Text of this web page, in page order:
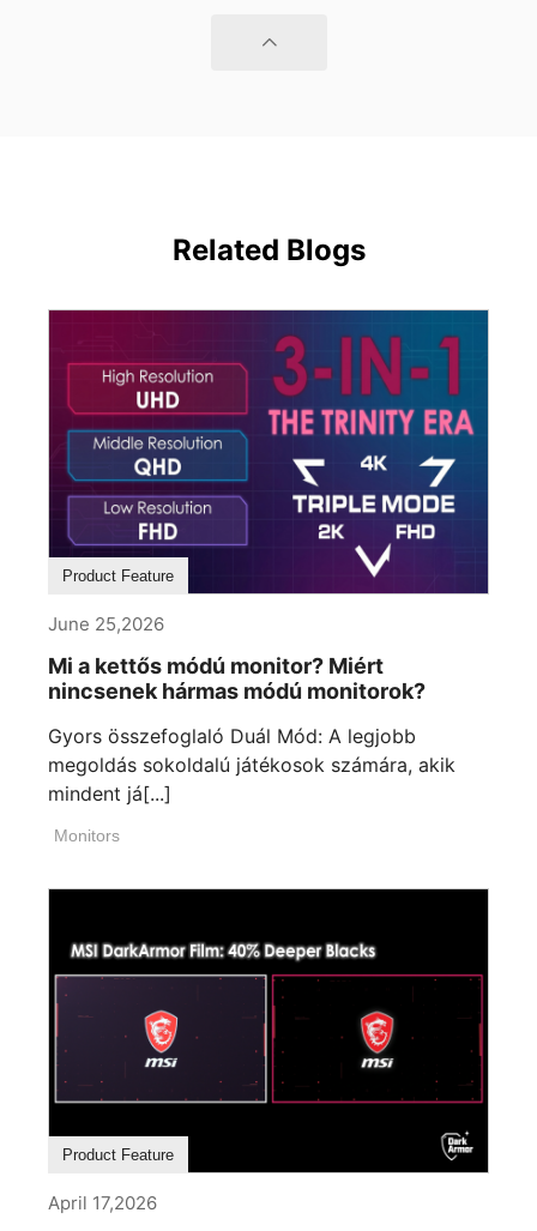
Related Blogs
Product Feature
June 25,2026
Mi a kettős módú monitor? Miért
nincsenek hármas módú monitorok?
Gyors összefoglaló Duál Mód: A legjobb
megoldás sokoldalú játékosok számára, akik
mindent já[...]
Monitors
Product Feature
April 17,2026